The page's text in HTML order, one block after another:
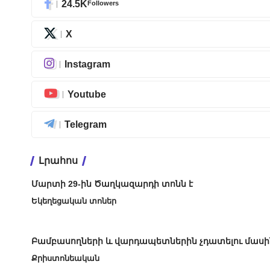
24.5KFollowers
X
Instagram
Youtube
Telegram
Լրահոս
Մարտի 29-ին Ծաղկազարդի տոնն է
Եկեղեցական տոներ
Բամբասողների և վարդապետներին չդատելու
Քրիստոնեական